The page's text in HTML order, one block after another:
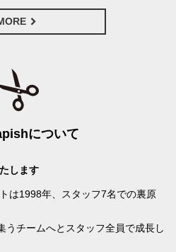
について
します
は1998年、スタッフ7名での裏原
うチームへとスタッフ全員で成長し